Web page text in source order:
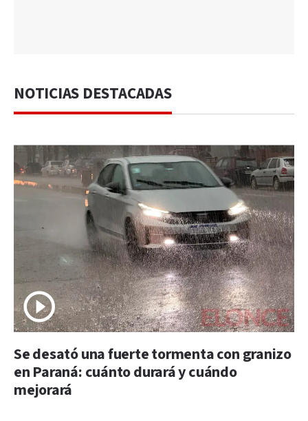
NOTICIAS DESTACADAS
Se desató una fuerte tormenta con granizo
en Paraná: cuánto durará y cuándo
mejorará